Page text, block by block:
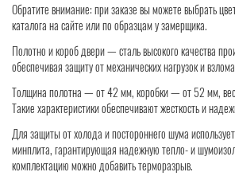
Обратите внимание: при заказе вы можете выбрать
каталога на сайте или по образцам у замерщика.
Полотно и короб двери — сталь высокого качества
обеспечивая защиту от механических нагрузок и
Толщина полотна — от 42 мм, коробки — от 52 мм,
Такие характеристики обеспечивают жесткость и
Для защиты от холода и постороннего шума
минплита, гарантирующая надежную тепло- и
комплектацию можно добавить терморазрыв.